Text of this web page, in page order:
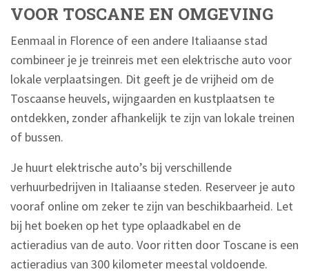
VOOR TOSCANE EN OMGEVING
Eenmaal in Florence of een andere Italiaanse stad
combineer je je treinreis met een elektrische auto voor
lokale verplaatsingen. Dit geeft je de vrijheid om de
Toscaanse heuvels, wijngaarden en kustplaatsen te
ontdekken, zonder afhankelijk te zijn van lokale treinen
of bussen.
Je huurt elektrische auto’s bij verschillende
verhuurbedrijven in Italiaanse steden. Reserveer je auto
vooraf online om zeker te zijn van beschikbaarheid. Let
bij het boeken op het type oplaadkabel en de
actieradius van de auto. Voor ritten door Toscane is een
actieradius van 300 kilometer meestal voldoende.